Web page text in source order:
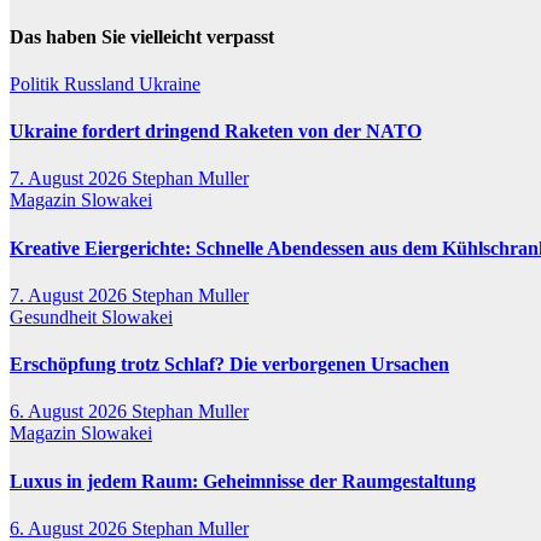
Das haben Sie vielleicht verpasst
Politik Russland Ukraine
Ukraine fordert dringend Raketen von der NATO
7. August 2026 Stephan Muller
Magazin Slowakei
Kreative Eiergerichte: Schnelle Abendessen aus dem
7. August 2026 Stephan Muller
Gesundheit Slowakei
Erschöpfung trotz Schlaf? Die verborgenen Ursachen
6. August 2026 Stephan Muller
Magazin Slowakei
Luxus in jedem Raum: Geheimnisse der Raumgestaltung
6. August 2026 Stephan Muller